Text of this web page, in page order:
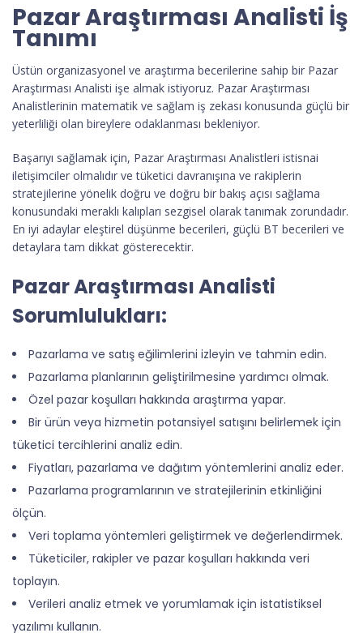
Pazar Araştırması Analisti İş
Tanımı
Üstün organizasyonel ve araştırma becerilerine sahip bir Pazar
Araştırması Analisti işe almak istiyoruz. Pazar Araştırması
Analistlerinin matematik ve sağlam iş zekası konusunda güçlü bir
yeterliliği olan bireylere odaklanması bekleniyor.
Başarıyı sağlamak için, Pazar Araştırması Analistleri istisnai
iletişimciler olmalıdır ve tüketici davranışına ve rakiplerin
stratejilerine yönelik doğru ve doğru bir bakış açısı sağlama
konusundaki meraklı kalıpları sezgisel olarak tanımak zorundadır.
En iyi adaylar eleştirel düşünme becerileri, güçlü BT becerileri ve
detaylara tam dikkat gösterecektir.
Pazar Araştırması Analisti
Sorumlulukları:
Pazarlama ve satış eğilimlerini izleyin ve tahmin edin.
Pazarlama planlarının geliştirilmesine yardımcı olmak.
Özel pazar koşulları hakkında araştırma yapar.
Bir ürün veya hizmetin potansiyel satışını belirlemek için
tüketici tercihlerini analiz edin.
Fiyatları, pazarlama ve dağıtım yöntemlerini analiz eder.
Pazarlama programlarının ve stratejilerinin etkinliğini
ölçün.
Veri toplama yöntemleri geliştirmek ve değerlendirmek.
Tüketiciler, rakipler ve pazar koşulları hakkında veri
toplayın.
Verileri analiz etmek ve yorumlamak için istatistiksel
yazılımı kullanın.